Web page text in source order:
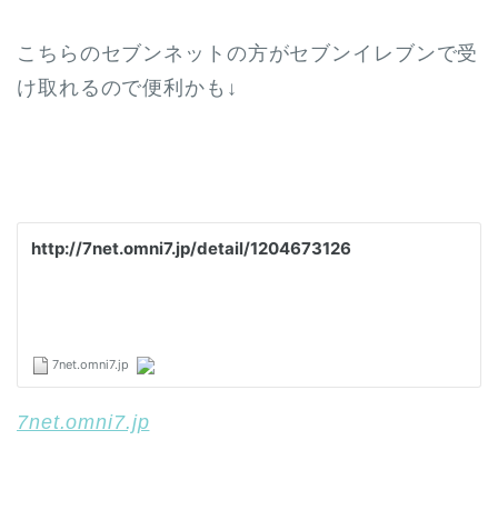
こちらのセブンネットの方がセブンイレブンで受
け取れるので便利かも↓
7net.omni7.jp